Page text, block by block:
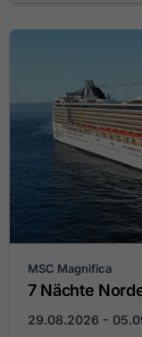
MSC Magnifica
7 Nächte
29.08.2026 -